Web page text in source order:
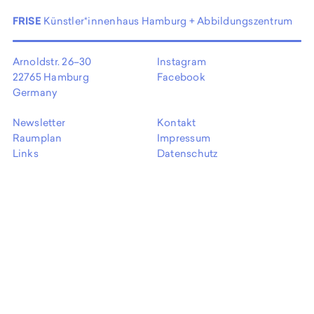
FRISE Künstler*innenhaus Hamburg + Abbildungszentrum
Arnoldstr. 26–30
22765 Hamburg
Germany
Instagram
Facebook
Newsletter
Raumplan
Links
Kontakt
Impressum
Datenschutz